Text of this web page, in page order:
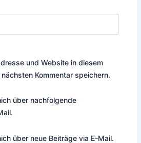
und Website in diesem
Kommentar speichern.
über nachfolgende
über neue Beiträge via E-Mail.